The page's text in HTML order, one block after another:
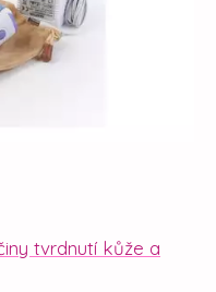
tvrdnutí kůže a